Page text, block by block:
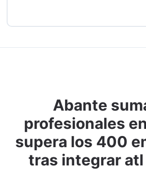
Abante
profesionales
supera los 400
tras integrar